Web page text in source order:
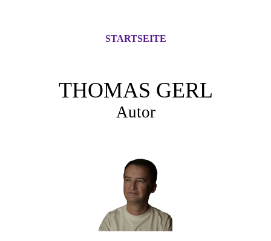
STARTSEITE
THOMAS GERL
Autor